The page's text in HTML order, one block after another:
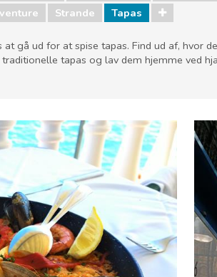
Strande Tapas
at gå ud for at spise tapas. Find ud af,
tapas og lav dem hjemme ved
Mad & Restauranter Museum